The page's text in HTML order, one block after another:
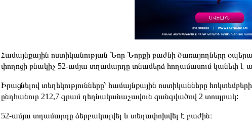
Համայնքային ոստիկանության Նոր Նորքի բաժնի ծառայողները
փողոցի բնակիչ 52-ամյա տղամարդը տնամերձ հողամասում կանեփ է
Իրացնելով տեղեկությունները՝ համայնքային ոստիկանները
ընդհանուր 212,7 գրամ դեղնականաչավուն զանգվածով 2 տոպրակ:
52-ամյա տղամարդը ձերբակալվել և տեղափոխվել է բաժին։